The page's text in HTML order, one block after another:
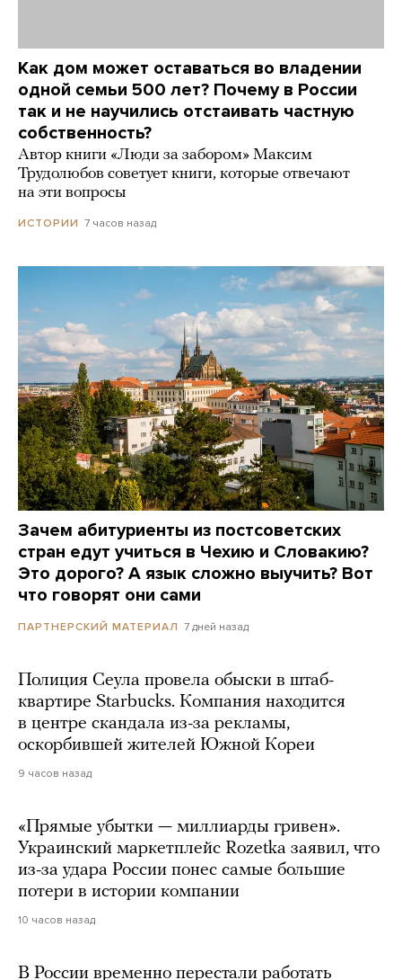
Как дом может оставаться во владении
одной семьи 500 лет? Почему в России
так и не научились отстаивать частную
собственность?
Автор книги «Люди за забором» Максим
Трудолюбов советует книги, которые отвечают
на эти вопросы
ИСТОРИИ 7 часов назад
Зачем абитуриенты из постсоветских
стран едут учиться в Чехию и Словакию?
Это дорого? А язык сложно выучить? Вот
что говорят они сами
ПАРТНЕРСКИЙ МАТЕРИАЛ 7 дней назад
Полиция Сеула провела обыски в штаб-
квартире Starbucks. Компания находится
в центре скандала из-за рекламы,
оскорбившей жителей Южной Кореи
9 часов назад
«Прямые убытки — миллиарды гривен».
Украинский маркетплейс Rozetka заявил, что
из-за удара России понес самые большие
потери в истории компании
10 часов назад
В России временно перестали работать